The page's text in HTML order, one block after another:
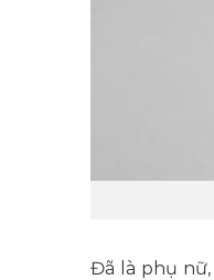
Đã là phụ